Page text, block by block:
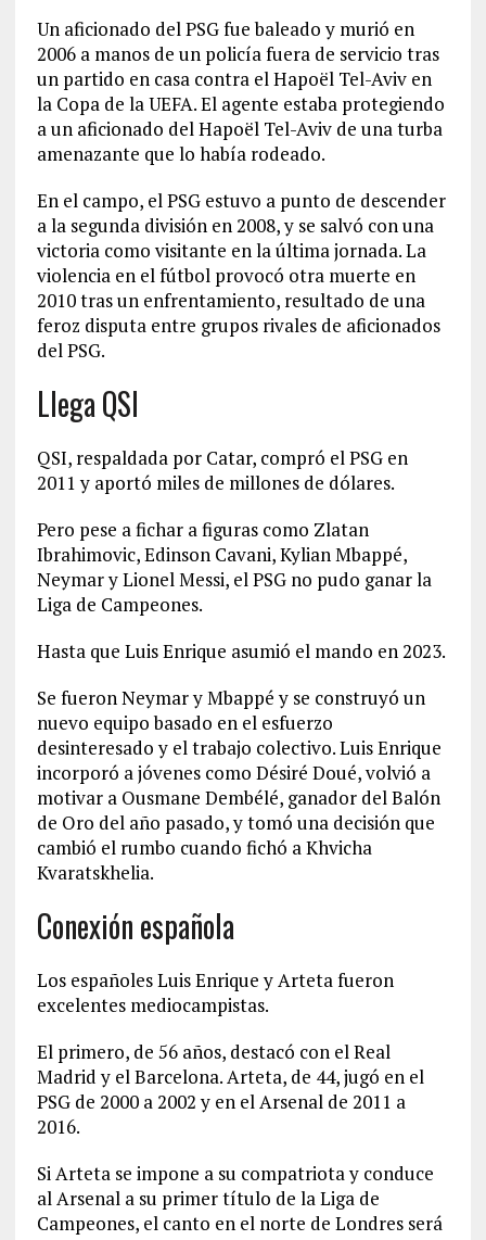
Un aficionado del PSG fue baleado y murió en
2006 a manos de un policía fuera de servicio tras
un partido en casa contra el Hapoël Tel-Aviv en
la Copa de la UEFA. El agente estaba protegiendo
a un aficionado del Hapoël Tel-Aviv de una turba
amenazante que lo había rodeado.
En el campo, el PSG estuvo a punto de descender
a la segunda división en 2008, y se salvó con una
victoria como visitante en la última jornada. La
violencia en el fútbol provocó otra muerte en
2010 tras un enfrentamiento, resultado de una
feroz disputa entre grupos rivales de aficionados
del PSG.
Llega QSI
QSI, respaldada por Catar, compró el PSG en
2011 y aportó miles de millones de dólares.
Pero pese a fichar a figuras como Zlatan
Ibrahimovic, Edinson Cavani, Kylian Mbappé,
Neymar y Lionel Messi, el PSG no pudo ganar la
Liga de Campeones.
Hasta que Luis Enrique asumió el mando en 2023.
Se fueron Neymar y Mbappé y se construyó un
nuevo equipo basado en el esfuerzo
desinteresado y el trabajo colectivo. Luis Enrique
incorporó a jóvenes como Désiré Doué, volvió a
motivar a Ousmane Dembélé, ganador del Balón
de Oro del año pasado, y tomó una decisión que
cambió el rumbo cuando fichó a Khvicha
Kvaratskhelia.
Conexión española
Los españoles Luis Enrique y Arteta fueron
excelentes mediocampistas.
El primero, de 56 años, destacó con el Real
Madrid y el Barcelona. Arteta, de 44, jugó en el
PSG de 2000 a 2002 y en el Arsenal de 2011 a
2016.
Si Arteta se impone a su compatriota y conduce
al Arsenal a su primer título de la Liga de
Campeones, el canto en el norte de Londres será